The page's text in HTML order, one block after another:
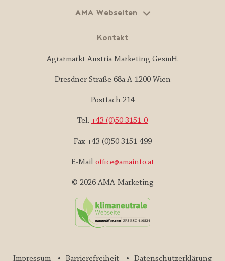
AMA Webseiten
Kontakt
Agrarmarkt Austria Marketing GesmH.
Dresdner Straße 68a A-1200 Wien
Postfach 214
Tel. +43 (0)50 3151-0
Fax +43 (0)50 3151-499
E-Mail office@amainfo.at
© 2026 AMA-Marketing
Impressum Barrierefreiheit Datenschutzerklärung